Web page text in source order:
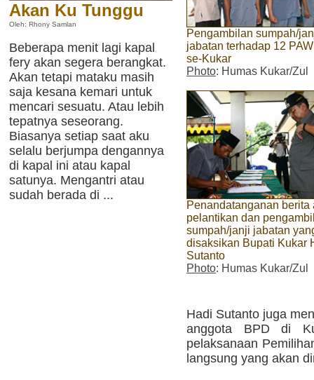
Akan Ku Tunggu
Oleh: Rhony Samlan
Beberapa menit lagi kapal
fery akan segera berangkat.
Akan tetapi mataku masih
saja kesana kemari untuk
mencari sesuatu. Atau lebih
tepatnya seseorang.
Biasanya setiap saat aku
selalu berjumpa dengannya
di kapal ini atau kapal
satunya. Mengantri atau
sudah berada di ...
Pengambilan sumpah/
jabatan terhadap 12
se-Kukar
Photo: Humas Kukar/Zul
Penandatanganan berita
pelantikan dan
sumpah/janji jabatan
disaksikan Bupati Kukar
Sutanto
Photo: Humas Kukar/Zul
Hadi Sutanto juga
anggota BPD di
pelaksanaan
langsung yang akan